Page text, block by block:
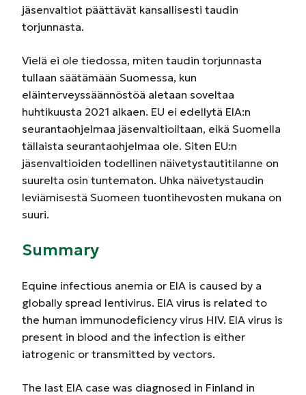
jäsenvaltiot päättävät kansallisesti taudin
torjunnasta.
Vielä ei ole tiedossa, miten taudin torjunnasta
tullaan säätämään Suomessa, kun
eläinterveyssäännöstöä aletaan soveltaa
huhtikuusta 2021 alkaen. EU ei edellytä EIA:n
seurantaohjelmaa jäsenvaltioiltaan, eikä Suomella
tällaista seurantaohjelmaa ole. Siten EU:n
jäsenvaltioiden todellinen näivetystautitilanne on
suurelta osin tuntematon. Uhka näivetystaudin
leviämisestä Suomeen tuontihevosten mukana on
suuri.
Summary
Equine infectious anemia or EIA is caused by a
globally spread lentivirus. EIA virus is related to
the human immunodeficiency virus HIV. EIA virus is
present in blood and the infection is either
iatrogenic or transmitted by vectors.
The last EIA case was diagnosed in Finland in